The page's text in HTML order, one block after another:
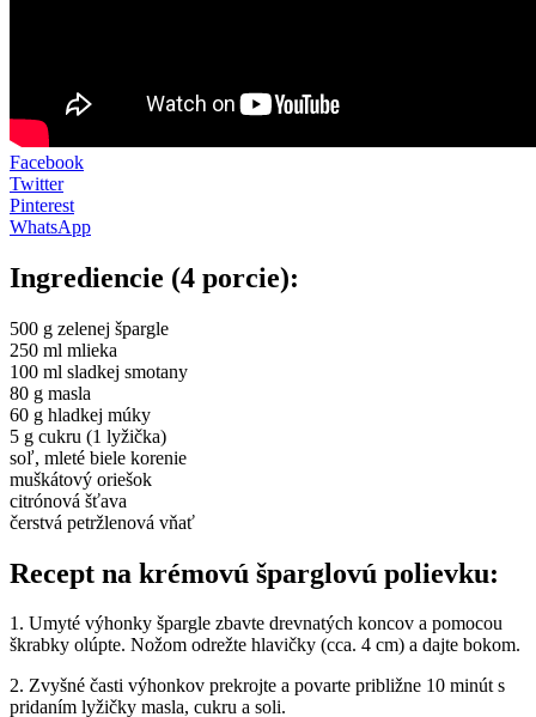
Facebook
Twitter
Pinterest
WhatsApp
Ingrediencie (4 porcie):
500 g zelenej špargle
250 ml mlieka
100 ml sladkej smotany
80 g masla
60 g hladkej múky
5 g cukru (1 lyžička)
soľ, mleté ​​biele korenie
muškátový oriešok
citrónová šťava
čerstvá petržlenová vňať
Recept na krémovú šparglovú polievku:
1. Umyté výhonky špargle zbavte drevnatých koncov a pomocou
škrabky olúpte. Nožom odrežte hlavičky (cca. 4 cm) a dajte bokom.
2. Zvyšné časti výhonkov prekrojte a povarte približne 10 minút s
pridaním lyžičky masla, cukru a soli.